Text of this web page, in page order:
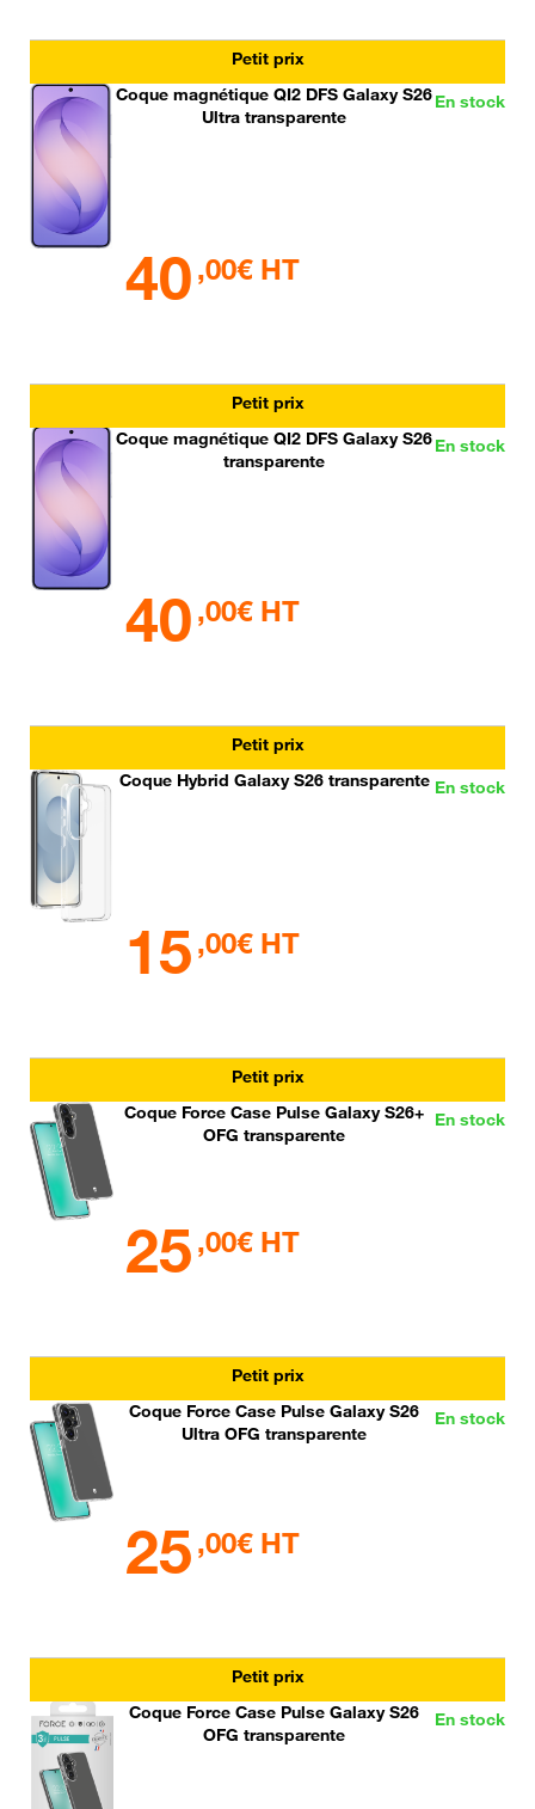
Petit prix
En stock
Coque magnétique QI2 DFS Galaxy S26
Ultra transparente
40 ,00€ HT
Petit prix
En stock
Coque magnétique QI2 DFS Galaxy S26
transparente
40 ,00€ HT
Petit prix
En stock
Coque Hybrid Galaxy S26 transparente
15 ,00€ HT
Petit prix
En stock
Coque Force Case Pulse Galaxy S26+
OFG transparente
25 ,00€ HT
Petit prix
En stock
Coque Force Case Pulse Galaxy S26
Ultra OFG transparente
25 ,00€ HT
Petit prix
En stock
Coque Force Case Pulse Galaxy S26
OFG transparente